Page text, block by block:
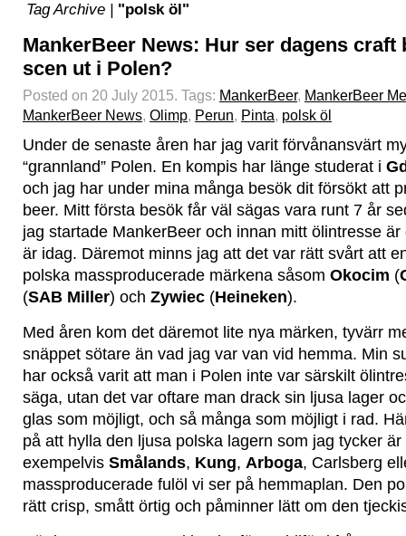
Tag Archive | "polsk öl"
MankerBeer News: Hur ser dagens craft
scen ut i Polen?
Posted on 20 July 2015. Tags: MankerBeer, MankerBeer
MankerBeer News, Olimp, Perun, Pinta, polsk öl
Under de senaste åren har jag varit förvånansvärt
“grannland” Polen. En kompis har länge studerat i
och jag har under mina många besök dit försökt att
beer. Mitt första besök får väl sägas vara runt 7 år
jag startade MankerBeer och innan mitt ölintresse
är idag. Däremot minns jag att det var rätt svårt att
polska massproducerade märkena såsom Okocim (
(SAB Miller) och Zywiec (Heineken).
Med åren kom det däremot lite nya märken, tyvärr
snäppet sötare än vad jag var van vid hemma. Min
har också varit att man i Polen inte var särskilt
säga, utan det var oftare man drack sin ljusa lager
glas som möjligt, och så många som möjligt i rad.
på att hylla den ljusa polska lagern som jag tycker
exempelvis Smålands, Kung, Arboga, Carlsberg
massproducerade fulöl vi ser på hemmaplan. Den
rätt crisp, smått örtig och påminner lätt om den